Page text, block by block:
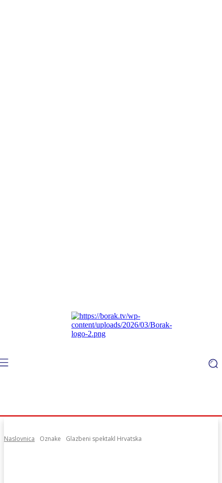
Naslovnica Oznake Glazbeni spektakl Hrvatska